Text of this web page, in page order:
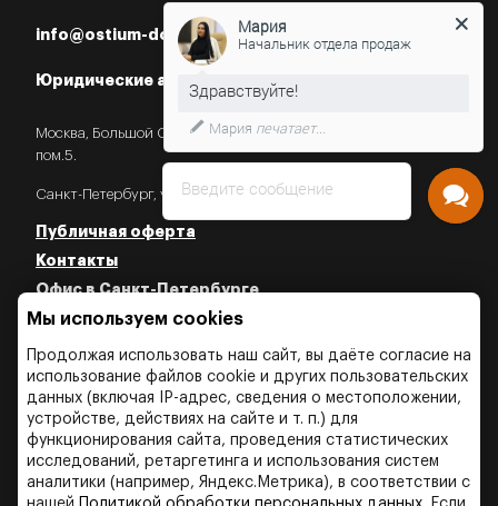
info@ostium-doors.ru
Юридические адреса в РФ
Москва, Большой Староданиловский пер., 2с7,
пом.5.
Санкт-Петербург, ул. Некрасова, 18.
Публичная оферта
Контакты
Офис в Санкт-Петербурге
Политика конфиденциальности
Политика об использовании Cookies
Политика об обработки персональных данных
Мы используем cookies
Продолжая использовать наш сайт, вы даёте согласие на
использование файлов cookie и других пользовательских
данных (включая IP-адрес, сведения о местоположении,
устройстве, действиях на сайте и т. п.) для
функционирования сайта, проведения статистических
исследований, ретаргетинга и использования систем
аналитики (например, Яндекс.Метрика), в соответствии с
Введите сообщение
Мария
Начальник отдела продаж
Мария печатает...